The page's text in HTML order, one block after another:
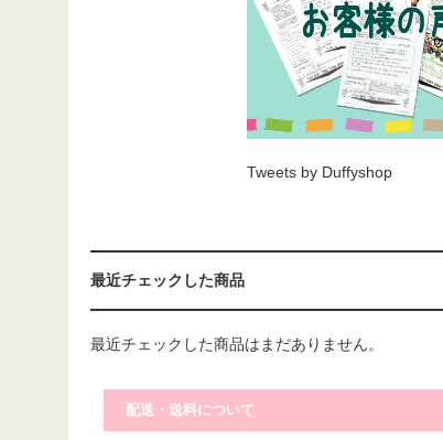
Tweets by Duffyshop
最近チェックした商品
最近チェックした商品はまだありません。
配送・送料について